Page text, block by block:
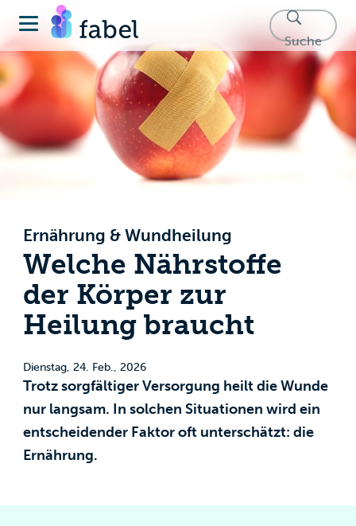
Suche
Ernährung & Wundheilung
Welche Nährstoffe
der Körper zur
Heilung braucht
Dienstag, 24. Feb., 2026
Trotz sorgfältiger Versorgung heilt die Wunde
nur langsam. In solchen Situationen wird ein
entscheidender Faktor oft unterschätzt: die
Ernährung.